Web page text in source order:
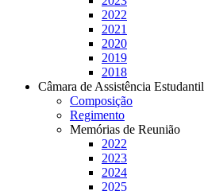
2022
2021
2020
2019
2018
Câmara de Assistência Estudantil
Composição
Regimento
Memórias de Reunião
2022
2023
2024
2025